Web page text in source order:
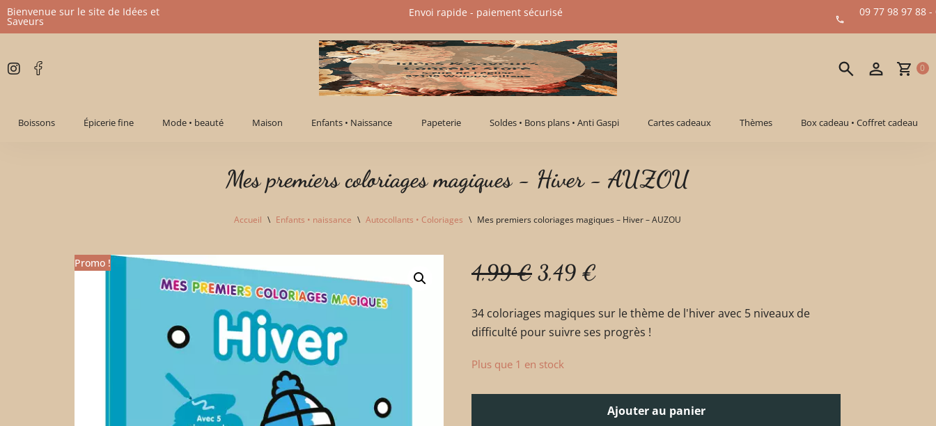
Aller
contenu
Bienvenue sur le site de Idées et
Saveurs
09 77 98 97 88 -
Envoi rapide - paiement sécurisé​
0
Boissons Épicerie fine Mode • beauté Maison Enfants • Naissance Papeterie Soldes • Bons plans • Anti Gaspi Cartes cadeaux Thèmes Box cadeau • Coffret cadeau
Mes premiers coloriages magiques - Hiver - AUZOU
Accueil \ Enfants • naissance \ Autocollants • Coloriages \ Mes premiers coloriages magiques – Hiver – AUZOU
Promo ! 4,99€ 3,49 €
34 coloriages magiques sur le thème de l'hiver avec 5 niveaux de
difficulté pour suivre ses progrès !
Plus que 1 en stock
Ajouter au panier